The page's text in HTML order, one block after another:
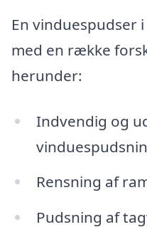
En vinduespudser
med en række
herunder:
Indvendig og
Rensning af
Pudsning af